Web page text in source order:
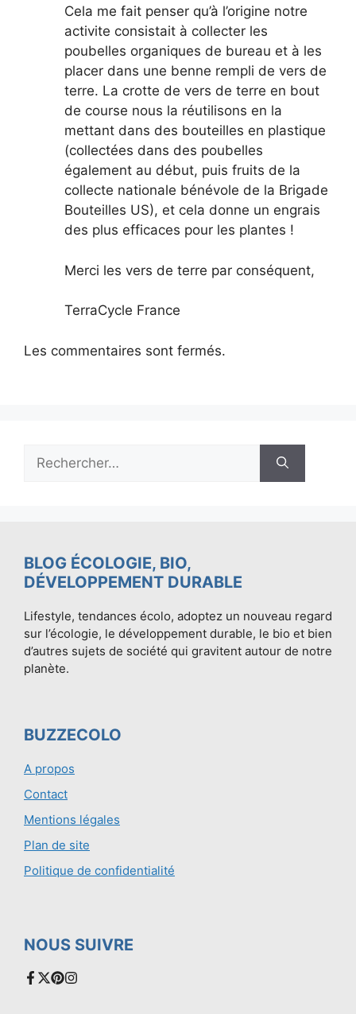
Cela me fait penser qu’à l’origine notre
activite consistait à collecter les
poubelles organiques de bureau et à les
placer dans une benne rempli de vers de
terre. La crotte de vers de terre en bout
de course nous la réutilisons en la
mettant dans des bouteilles en plastique
(collectées dans des poubelles
également au début, puis fruits de la
collecte nationale bénévole de la Brigade
Bouteilles US), et cela donne un engrais
des plus efficaces pour les plantes !
Merci les vers de terre par conséquent,
TerraCycle France
Les commentaires sont fermés.
Rechercher :
BLOG ÉCOLOGIE, BIO,
DÉVELOPPEMENT DURABLE
Lifestyle, tendances écolo, adoptez un nouveau regard
sur l’écologie, le développement durable, le bio et bien
d’autres sujets de société qui gravitent autour de notre
planète.
BUZZECOLO
A propos
Contact
Mentions légales
Plan de site
Politique de confidentialité
NOUS SUIVRE